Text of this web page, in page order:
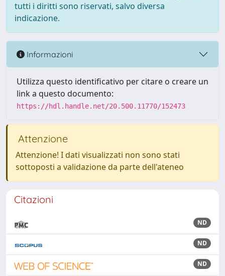
tutti i diritti sono riservati, salvo diversa
indicazione.
Informazioni
Utilizza questo identificativo per citare o creare un
link a questo documento:
https://hdl.handle.net/20.500.11770/152473
Attenzione
Attenzione! I dati visualizzati non sono stati
sottoposti a validazione da parte dell'ateneo
Citazioni
ND
ND
ND